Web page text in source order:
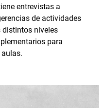
entrevistas a
de actividades
distintos niveles
para